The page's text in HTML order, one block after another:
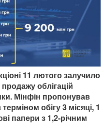
11 лютого залучило
облігацій
Мінфін пропонував
обігу 3 місяці, 1
папери з 1,2-річним